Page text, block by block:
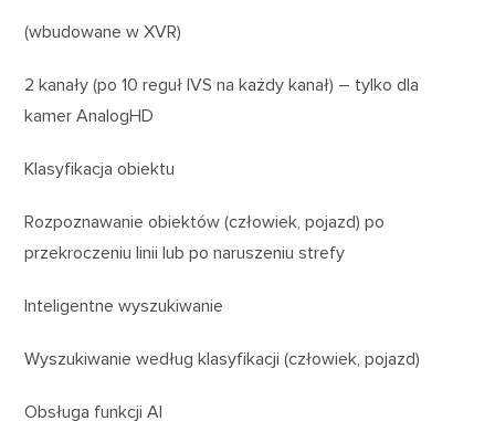
(wbudowane w XVR)
2 kanały (po 10 reguł IVS na każdy kanał) – tylko dla
kamer AnalogHD
Klasyfikacja obiektu
Rozpoznawanie obiektów (człowiek, pojazd) po
przekroczeniu linii lub po naruszeniu strefy
Inteligentne wyszukiwanie
Wyszukiwanie według klasyfikacji (człowiek, pojazd)
Obsługa funkcji AI